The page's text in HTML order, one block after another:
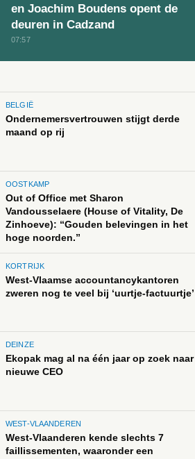
en Joachim Boudens opent de
deuren in Cadzand
07:57
BELGIË
Ondernemersvertrouwen stijgt derde
maand op rij
OOSTKAMP
Out of Office met Sharon
Vandousselaere (House of Vitality, De
Zinhoeve): “Gouden belevingen in het
hoge noorden.”
KORTRIJK
West-Vlaamse accountancykantoren
zweren nog te veel bij ‘uurtje-factuurtje’
DEINZE
Ekopak mag al na één jaar op zoek naar
nieuwe CEO
WEST-VLAANDEREN
West-Vlaanderen kende slechts 7
faillissementen, waaronder een